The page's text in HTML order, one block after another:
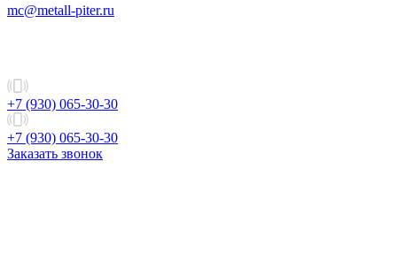
mc@metall-piter.ru
+7 (930) 065-30-30
+7 (930) 065-30-30
Заказать звонок